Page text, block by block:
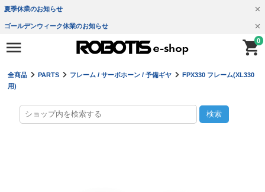
夏季休業のお知らせ
ゴールデンウィーク休業のお知らせ
0
全商品 PARTS フレーム / サーボホーン / 予備ギヤ
FPX330 フレーム(XL330
用)